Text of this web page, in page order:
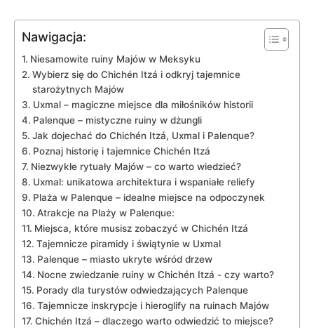
Nawigacja:
Niesamowite ruiny Majów w Meksyku
Wybierz się do Chichén Itzá i ⁤odkryj tajemnice
starożytnych Majów
Uxmal – magiczne ⁤miejsce dla miłośników historii
Palenque‍ – mistyczne ‍ruiny w dżungli
Jak dojechać do Chichén Itzá, Uxmal i Palenque?
Poznaj historię i tajemnice Chichén Itzá
Niezwykłe rytuały⁤ Majów – co warto ‍wiedzieć?
Uxmal: unikatowa architektura i wspaniałe reliefy
Plaża w⁣ Palenque – idealne miejsce na odpoczynek
Atrakcje ⁣na Plaży w Palenque:
Miejsca, które musisz zobaczyć w Chichén Itzá
Tajemnicze piramidy i świątynie w Uxmal
Palenque – miasto ukryte wśród ⁤drzew
Nocne zwiedzanie ruiny w Chichén Itzá -⁤ czy warto?
Porady dla turystów odwiedzających Palenque
Tajemnicze inskrypcje i hieroglify na ruinach Majów
Chichén Itzá – dlaczego warto odwiedzić ‍to‍ miejsce?